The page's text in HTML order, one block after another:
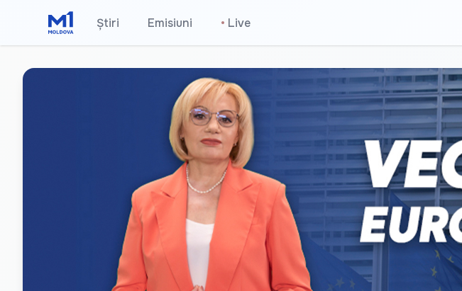
Știri Emisiuni • Live